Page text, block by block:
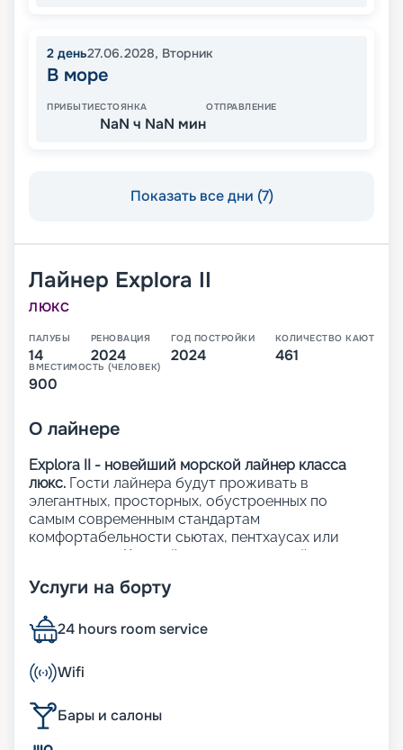
2 день27.06.2028, Вторник
В море
ПРИБЫТИЕСТОЯНКА
NaN ч NaN мин
ОТПРАВЛЕНИЕ
Показать все дни (7)
Лайнер Explora II
ЛЮКС
ПАЛУБЫ
14
РЕНОВАЦИЯ
2024
ГОД ПОСТРОЙКИ
2024
КОЛИЧЕСТВО КАЮТ
461
ВМЕСТИМОСТЬ (ЧЕЛОВЕК)
900
О лайнере
Explora II - новейший морской лайнер класса
люкс. Гости лайнера будут проживать в
элегантных, просторных, обустроенных по
самым современным стандартам
комфортабельности сьютах, пентхаусах или
резиденциях. Каждый из 461 люксов лайнера с
приватными террасами.
На лайнере:
12 баров и лаунджей, а также 6 ресторанов;
3 открытых бассейна, включая 1 бассейн только
для взрослых;
1 закрытый бассейн с раздвижной стеклянной
крышей;
Услуги на борту
24 hours room service
Wifi
Бары и салоны